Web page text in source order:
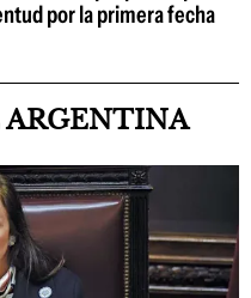
por la primera fecha